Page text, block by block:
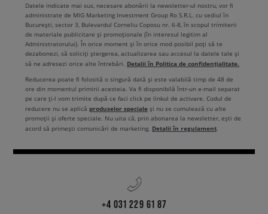
Datele indicate mai sus, necesare abonării la newsletter-ul nostru, vor fi
administrate de MIG Marketing Investment Group Ro S.R.L. cu sediul în
București, sector 3, Bulevardul Corneliu Coposu nr. 6-8, în scopul trimiterii
de materiale publicitare și promoționale (în interesul legitim al
Administratorului). În orice moment și în orice mod posibil poți să te
dezabonezi, să soliciți ștergerea, actualizarea sau accesul la datele tale și
să ne adresezi orice alte întrebări. Detalii în Politica de confidențialitate.
Reducerea poate fi folosită o singură dată și este valabilă timp de 48 de
ore din momentul primirii acesteia. Va fi disponibilă într-un e-mail separat
pe care ți-l vom trimite după ce faci click pe linkul de activare. Codul de
reducere nu se aplică produselor speciale și nu se cumulează cu alte
promoții și oferte speciale. Nu uita că, prin abonarea la newsletter, ești de
acord să primești comunicări de marketing. Detalii în regulament.
+4 031 229 61 87